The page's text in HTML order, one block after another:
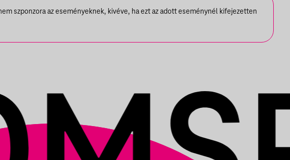
szponzora az eseményeknek, kivéve, ha ezt az adott eseménynél kifejezetten